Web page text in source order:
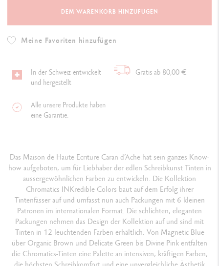
DEM WARENKORB HINZUFÜGEN
Meine Favoriten hinzufügen
In der Schweiz entwickelt
und hergestellt
Gratis ab 80,00 €
Alle unsere Produkte haben
eine Garantie.
Das Maison de Haute Ecriture Caran d’Ache hat sein ganzes Know-
how aufgeboten, um für Liebhaber der edlen Schreibkunst Tinten in
aussergewöhnlichen Farben zu entwickeln. Die Kollektion
Chromatics INKredible Colors baut auf dem Erfolg ihrer
Tintenfässer auf und umfasst nun auch Packungen mit 6 kleinen
Patronen im internationalen Format. Die schlichten, eleganten
Packungen nehmen das Design der Kollektion auf und sind mit
Tinten in 12 leuchtenden Farben erhältlich. Von Magnetic Blue
über Organic Brown und Delicate Green bis Divine Pink entfalten
die Chromatics-Tinten eine Palette an intensiven, kräftigen Farben,